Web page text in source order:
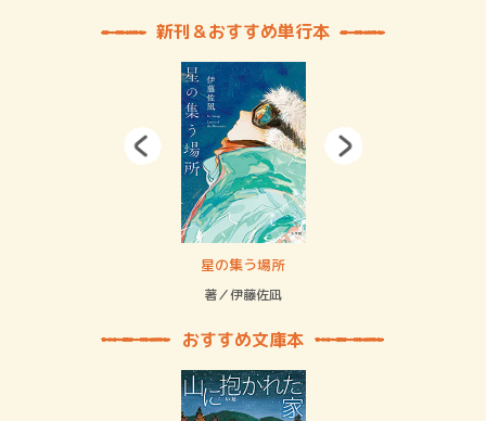
新刊＆おすすめ単行本
星の集う場所
著／伊藤佐凪
おすすめ文庫本